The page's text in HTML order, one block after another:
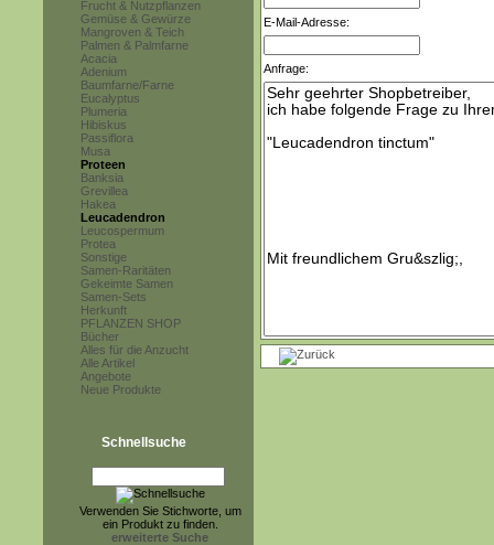
Frucht & Nutzpflanzen
Gemüse & Gewürze
Mangroven & Teich
Palmen & Palmfarne
Acacia
Adenium
Baumfarne/Farne
Eucalyptus
Plumeria
Hibiskus
Passiflora
Musa
Proteen
Banksia
Grevillea
Hakea
Leucadendron
Leucospermum
Protea
Sonstige
Samen-Raritäten
Gekeimte Samen
Samen-Sets
Herkunft
PFLANZEN SHOP
Bücher
Alles für die Anzucht
Alle Artikel
Angebote
Neue Produkte
Schnellsuche
Verwenden Sie Stichworte, um
ein Produkt zu finden.
erweiterte Suche
E-Mail-Adresse:
Anfrage: